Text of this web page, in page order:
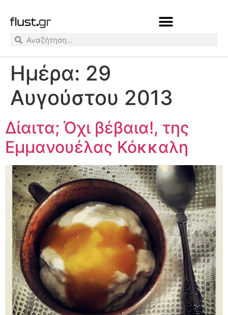
Ημέρα: 29
Αυγούστου 2013
Δίαιτα; Όχι βέβαια!, της
Εμμανουέλας Κόκκαλη